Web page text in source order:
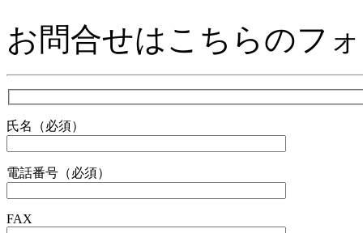
お問合せはこちらのフ
氏名（必須）
電話番号（必須）
FAX